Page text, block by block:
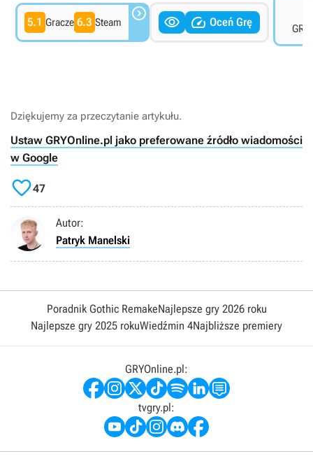
5.1 Gracze 6.3 Steam    Oceń Grę
Dziękujemy za przeczytanie artykułu.
Ustaw GRYOnline.pl jako preferowane źródło wiadomości
w Google
47
Autor:
Patryk Manelski
Poradnik Gothic RemakeNajlepsze gry 2026 roku
Najlepsze gry 2025 rokuWiedźmin 4Najbliższe premiery
GRYOnline.pl:
tvgry.pl: